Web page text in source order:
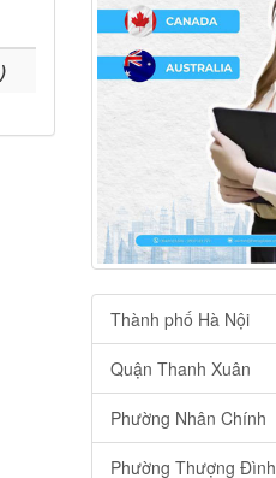
Thành phố Hà Nội
Quận Thanh Xuân
Phường Nhân Chính
Phường Thượng Đình